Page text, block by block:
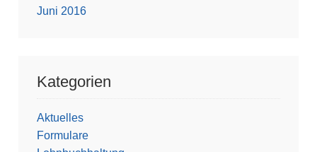
Juni 2016
Kategorien
Aktuelles
Formulare